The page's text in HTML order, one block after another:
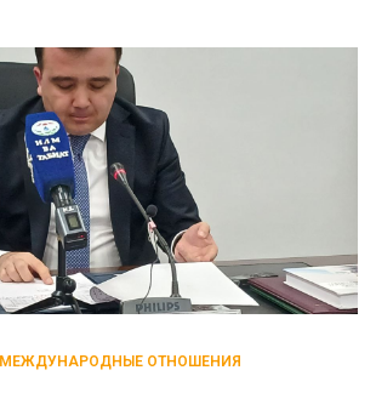
МЕЖДУНАРОДНЫЕ ОТНОШЕНИЯ